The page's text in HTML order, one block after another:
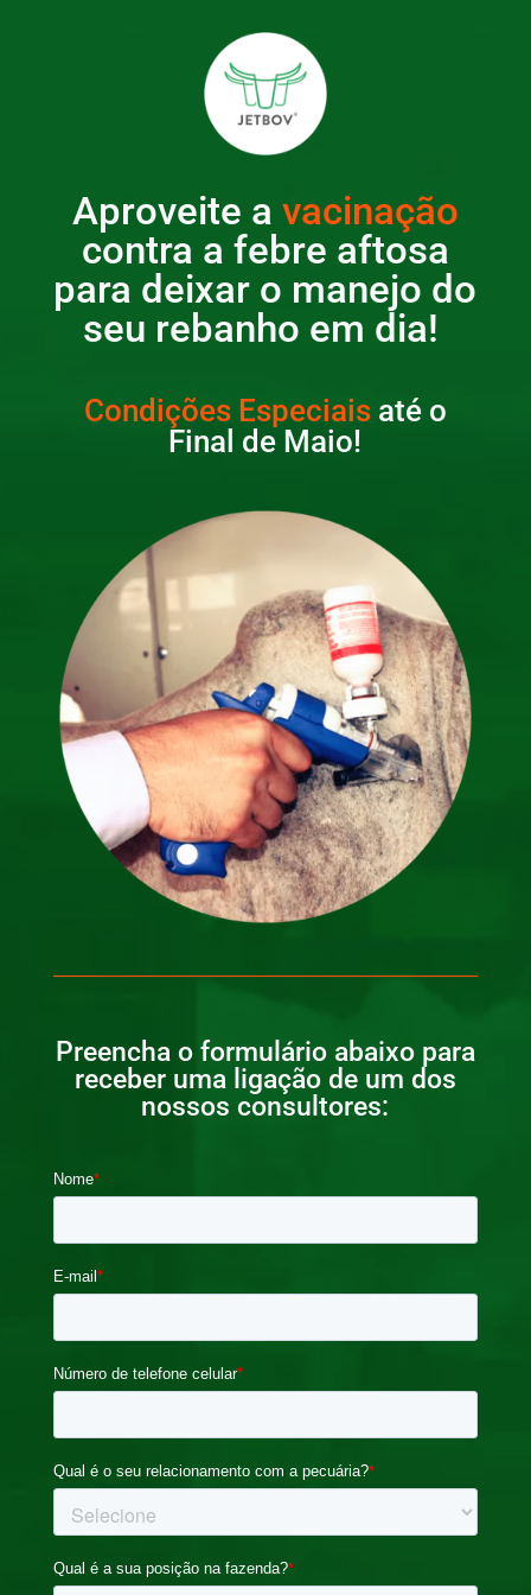
Aproveite a vacinação
contra a febre aftosa
para deixar o manejo do
seu rebanho em dia!
Condições Especiais até o
Final de Maio!
Preencha o formulário abaixo para
receber uma ligação de um dos
nossos consultores: